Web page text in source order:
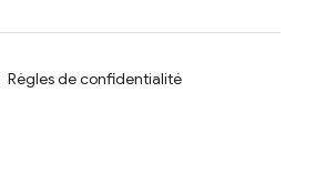
Règles de confidentialité